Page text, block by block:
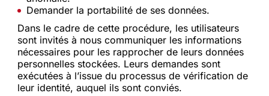
Demander la portabilité de ses données.
Dans le cadre de cette procédure, les utilisateurs
sont invités à nous communiquer les informations
nécessaires pour les rapprocher de leurs données
personnelles stockées. Leurs demandes sont
exécutées à l’issue du processus de vérification de
leur identité, auquel ils sont conviés.